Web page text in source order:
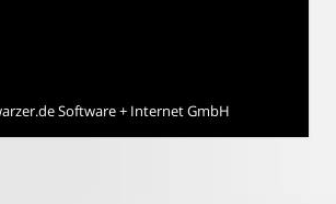
Software + Internet GmbH